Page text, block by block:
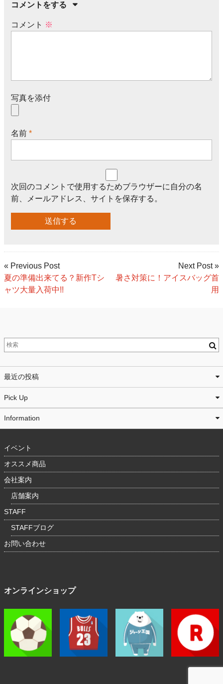
コメントをする
コメント ※
写真を添付
名前 *
次回のコメントで使用するためブラウザーに自分の名
前、メールアドレス、サイトを保存する。
« Previous Post
夏の準備出来てる？新作Tシ
ャツ大量入荷中!!
Next Post »
暑さ対策に！アイスバッグ首
用
最近の投稿
Pick Up
Information
イベント
オススメ商品
会社案内
店舗案内
STAFF
STAFFブログ
お問い合わせ
オンラインショップ